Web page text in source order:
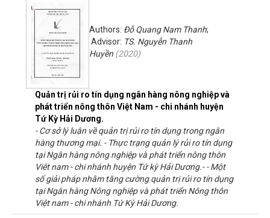
Quản trị rủi ro tín dụng ngân hàng nông nghiệp và
phát triển nông thôn Việt Nam - chi nhánh huyện
Tứ Kỳ Hải Dương.
Authors: Đỗ Quang Nam Thanh;
Advisor: TS. Nguyễn Thanh
Huyền (2020)
- Cơ sở lý luận về quản trị rủi ro tín dụng trong ngân
hàng thương mại. - Thực trạng quản lý rủi ro tín dụng
tại Ngân hàng nông nghiệp và phát triển nông thôn
Viêt nam - chi nhánh huyện Tứ kỳ Hải Dương.- - Một
số giải pháp nhằm tăng cường quản trị rủi ro tín dụng
tại Ngân hàng Nông nghiệp và phát triển Nông thôn
Việt nam - chi nhánh Tứ Kỳ Hải Dương.